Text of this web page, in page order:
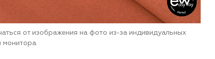
от изображения на фото из-за индивидуальных
монитора.